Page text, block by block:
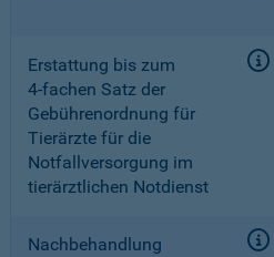
Erstattung bis zum
4-fachen Satz der
Gebührenordnung für
Tierärzte für die
Notfallversorgung im
tierärztlichen Notdienst
Nachbehandlung